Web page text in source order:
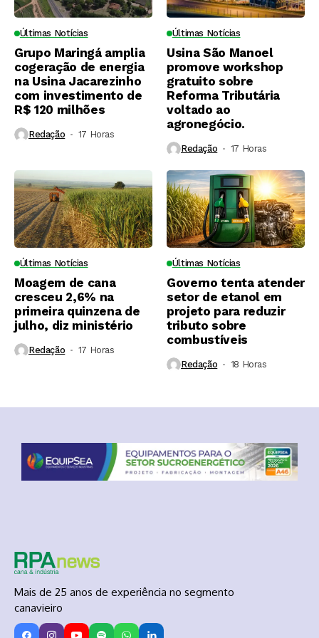
Últimas Notícias
Grupo Maringá amplia
cogeração de energia
na Usina Jacarezinho
com investimento de
R$ 120 milhões
Redação 17 Horas ⁮
Últimas Notícias
Usina São Manoel
promove workshop
gratuito sobre
Reforma Tributária
voltado ao
agronegócio.
Redação 17 Horas ⁮
Últimas Notícias
Moagem de cana
cresceu 2,6% na
primeira quinzena de
julho, diz ministério
Redação 17 Horas ⁮
Últimas Notícias
Governo tenta atender
setor de etanol em
projeto para reduzir
tributo sobre
combustíveis
Redação 18 Horas ⁮
Mais de 25 anos de experiência no segmento
canavieiro